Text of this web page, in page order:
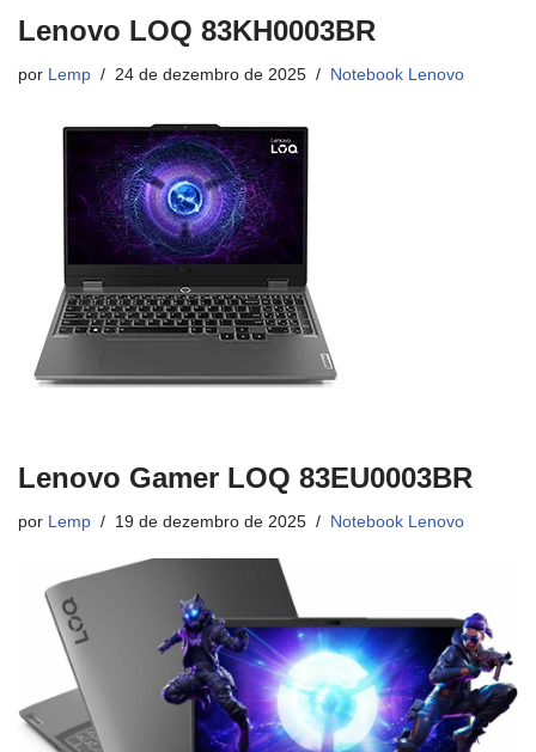
Lenovo LOQ 83KH0003BR
por Lemp 24 de dezembro de 2025 Notebook Lenovo
Lenovo Gamer LOQ 83EU0003BR
por Lemp 19 de dezembro de 2025 Notebook Lenovo